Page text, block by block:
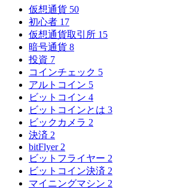
仮想通貨 50
初心者 17
仮想通貨取引所 15
暗号通貨 8
投資 7
コインチェック 5
アルトコイン 5
ビットコイン 4
ビットコインとは 3
ビックカメラ 2
決済 2
bitFlyer 2
ビットフライヤー 2
ビットコイン決済 2
マイニングマシン 2